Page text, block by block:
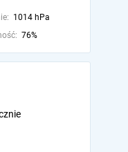
1014 hPa
76%